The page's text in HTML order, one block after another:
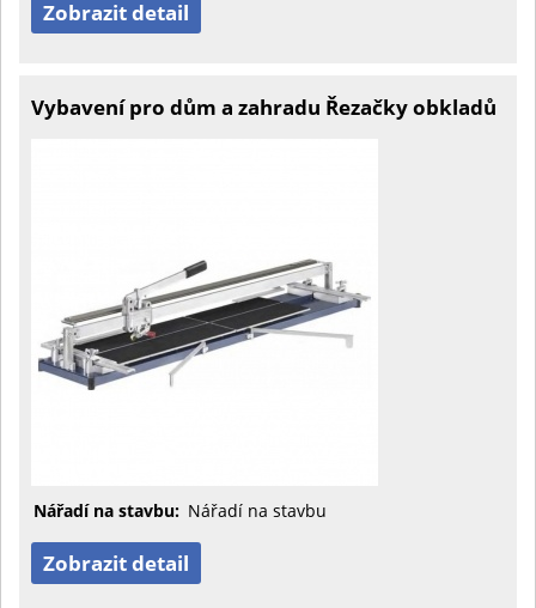
Zobrazit detail
Vybavení pro dům a zahradu Řezačky obkladů
Nářadí na stavbu: Nářadí na stavbu
Zobrazit detail